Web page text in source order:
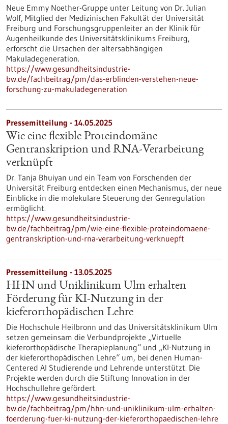
Neue Emmy Noether-Gruppe unter Leitung von Dr. Julian
Wolf, Mitglied der Medizinischen Fakultät der Universität
Freiburg und Forschungsgruppenleiter an der Klinik für
Augenheilkunde des Universitätsklinikums Freiburg,
erforscht die Ursachen der altersabhängigen
Makuladegeneration.
https://www.gesundheitsindustrie-
bw.de/fachbeitrag/pm/das-erblinden-verstehen-neue-
forschung-zu-makuladegeneration
Pressemitteilung - 14.05.2025
Wie eine flexible Proteindomäne
Gentranskription und RNA-Verarbeitung
verknüpft
Dr. Tanja Bhuiyan und ein Team von Forschenden der
Universität Freiburg entdecken einen Mechanismus, der neue
Einblicke in die molekulare Steuerung der Genregulation
ermöglicht.
https://www.gesundheitsindustrie-
bw.de/fachbeitrag/pm/wie-eine-flexible-proteindomaene-
gentranskription-und-rna-verarbeitung-verknuepft
Pressemitteilung - 13.05.2025
HHN und Uniklinikum Ulm erhalten
Förderung für KI-Nutzung in der
kieferorthopädischen Lehre
Die Hochschule Heilbronn und das Universitätsklinikum Ulm
setzen gemeinsam die Verbundprojekte „Virtuelle
kieferorthopädische Therapieplanung“ und „KI-Nutzung in
der kieferorthopädischen Lehre“ um, bei denen Human-
Centered AI Studierende und Lehrende unterstützt. Die
Projekte werden durch die Stiftung Innovation in der
Hochschullehre gefördert.
https://www.gesundheitsindustrie-
bw.de/fachbeitrag/pm/hhn-und-uniklinikum-ulm-erhalten-
foerderung-fuer-ki-nutzung-der-kieferorthopaedischen-lehre